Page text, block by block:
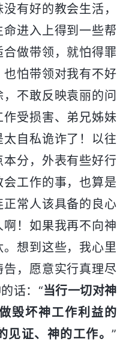
有好的教会生活，
进入上得到一些帮
做带领，就怕得罪
怕带领对我有不好
不敢反映袁丽的问
受损害、弟兄姊妹
自私诡诈了！以往
分，外表有些好行
工作的事，也算是
常人该具备的良心
！如果我再不向神
想到这些，我心里
，愿意实行真理尽
话：“当行一切对神
毁坏神工作利益的
证、神的工作。 ”